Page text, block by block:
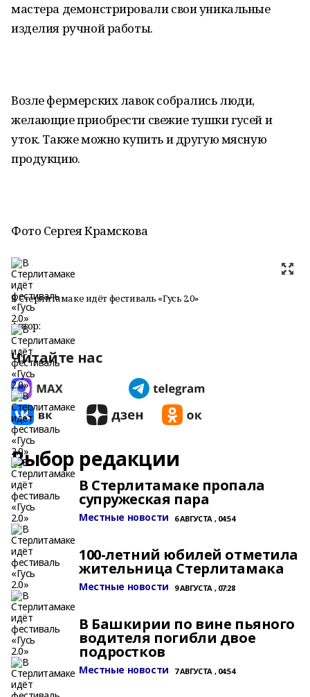
мастера демонстрировали свои уникальные
изделия ручной работы.
Возле фермерских лавок собрались люди,
желающие приобрести свежие тушки гусей и
уток. Также можно купить и другую мясную
продукцию.
Фото Сергея Крамскова
В Стерлитамаке идёт фестиваль «Гусь 2.0»
Автор:
Читайте нас
Выбор редакции
В Стерлитамаке пропала
супружеская пара
Местные новости 6 АВГУСТА , 04:54
100-летний юбилей отметила
жительница Стерлитамака
Местные новости 9 АВГУСТА , 07:28
В Башкирии по вине пьяного
водителя погибли двое
подростков
Местные новости 7 АВГУСТА , 04:54